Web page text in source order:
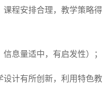
程安排合理，教学策略得
息量适中，有启发性） ；
计有所创新，利用特色教